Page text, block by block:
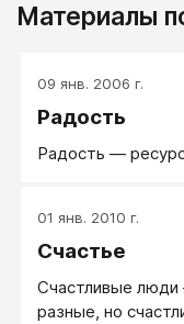
Материалы
09 янв. 2006 г.
Радость
Радость —
01 янв. 2010 г.
Счастье
Счастливые люди
разные, но